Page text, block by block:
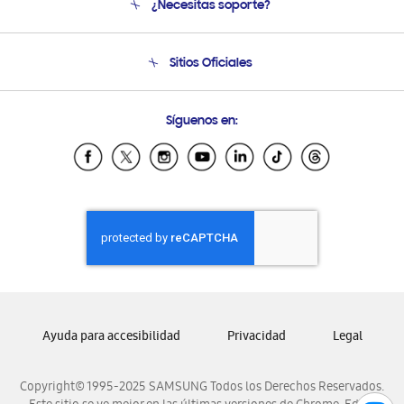
Soporte
¿Necesitas soporte?
Soporte vía eMail
Sitios Oficiales
Samsung Ecuador
Samsung El Salvador
Samsung Honduras
Samsung Nicaragua
Samsung Panamá
Samsung Venezuela
Síguenos en:
Copyright© 1995-2025 SAMSUNG Todos los Derechos Reservados.
Ayuda para accesibilidad Privacidad Legal